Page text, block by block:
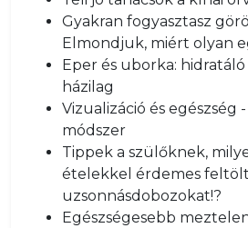
Gyakran fogyasztasz
Elmondjuk, miért olyan
Eper és uborka:
házilag
Vizualizáció és egészség
módszer
Tippek a szülőknek,
ételekkel érdemes
uzsonnásdobozokat!?
Egészségesebb